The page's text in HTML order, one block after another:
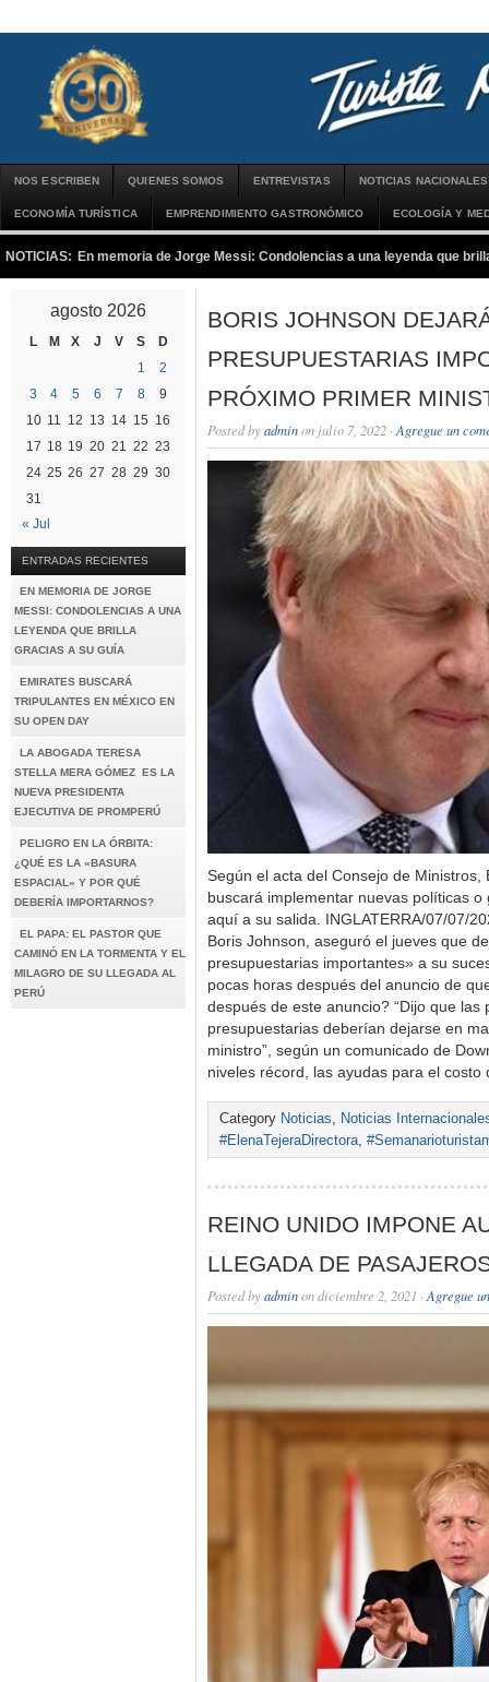
NOS ESCRIBEN QUIENES SOMOS ENTREVISTAS NOTICIAS NACIONALES
ECONOMÍA TURÍSTICA EMPRENDIMIENTO GASTRONÓMICO ECOLOGÍA Y
NOTICIAS: En memoria de Jorge Messi: Condolencias a una leyenda que
agosto 2026
L M X J V S
D
1
2
3
4 5 6 7 8
9
10 11 12 13 14 15 16
17 18 19 20 21 22 23
24 25 26 27 28 29 30
31
« Jul
ENTRADAS RECIENTES
EN MEMORIA DE JORGE
MESSI: CONDOLENCIAS A UNA
LEYENDA QUE BRILLA
GRACIAS A SU GUÍA
EMIRATES BUSCARÁ
TRIPULANTES EN MÉXICO EN
SU OPEN DAY
LA ABOGADA TERESA
STELLA MERA GÓMEZ ES LA
NUEVA PRESIDENTA
EJECUTIVA DE PROMPERÚ
PELIGRO EN LA ÓRBITA:
¿QUÉ ES LA «BASURA
ESPACIAL» Y POR QUÉ
DEBERÍA IMPORTARNOS?
EL PAPA: EL PASTOR QUE
CAMINÓ EN LA TORMENTA Y EL
MILAGRO DE SU LLEGADA AL
PERÚ
BORIS JOHNSON
PRESUPUESTARIAS
PRÓXIMO PRIMER
Posted byadminon julio 7, 2022 · Agregue un
Según el acta del Consejo de
buscará implementar nuevas políticas
aquí a su salida. INGLATERRA/07/07/
Boris Johnson, aseguró el jueves que
presupuestarias importantes» a su
pocas horas después del anuncio de
después de este anuncio? “Dijo que las
presupuestarias deberían dejarse en
ministro”, según un comunicado de
niveles récord, las ayudas para el
Category Noticias, Noticias
#ElenaTejeraDirectora,
REINO UNIDO IMPONE
LLEGADA DE
Posted byadminon diciembre 2, 2021 · Agregue